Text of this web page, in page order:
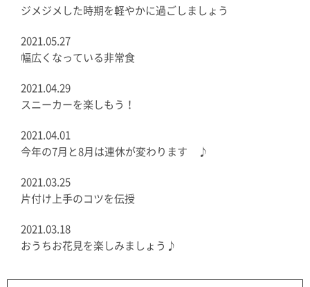
ジメジメした時期を軽やかに過ごしましょう
2021.05.27
幅広くなっている非常食
2021.04.29
スニーカーを楽しもう！
2021.04.01
今年の7月と8月は連休が変わります ♪
2021.03.25
片付け上手のコツを伝授
2021.03.18
おうちお花見を楽しみましょう♪